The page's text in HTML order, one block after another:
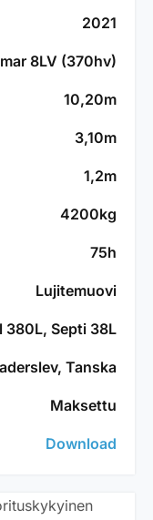
2021
8LV (370hv)
10,20m
3,10m
1,2m
4200kg
75h
Lujitemuovi
380L, Septi 38L
Tanska
Maksettu
Download